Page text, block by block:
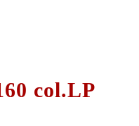
col.LP